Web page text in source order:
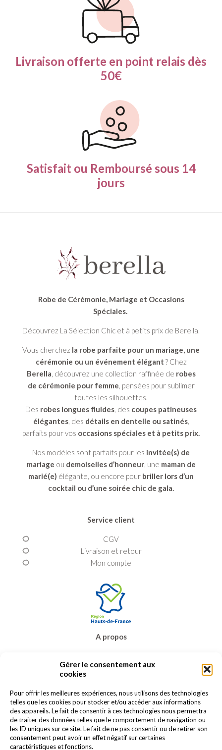
Gérer le consentement aux
cookies
Pour offrir les meilleures expériences, nous utilisons des technologies
telles que les cookies pour stocker et/ou accéder aux informations
des appareils. Le fait de consentir à ces technologies nous permettra
de traiter des données telles que le comportement de navigation ou
les ID uniques sur ce site. Le fait de ne pas consentir ou de retirer son
consentement peut avoir un effet négatif sur certaines
caractéristiques et fonctions.
Livraison offerte en point relais dès
50€
Satisfait ou Remboursé sous 14
jours
Robe de Cérémonie, Mariage et Occasions
Spéciales.
Découvrez La Sélection Chic et à petits prix de Berella.
Vous cherchez la robe parfaite pour un mariage, une
cérémonie ou un événement élégant ? Chez
Berella, découvrez une collection raffinée de robes
de cérémonie pour femme, pensées pour sublimer
toutes les silhouettes.
Des robes longues fluides, des coupes patineuses
élégantes, des détails en dentelle ou satinés,
parfaits pour vos occasions spéciales et à petits prix.
Nos modèles sont parfaits pour les invitée(s) de
mariage ou demoiselles d’honneur, une maman de
marié(e) élégante, ou encore pour briller lors d’un
cocktail ou d’une soirée chic de gala.
Service client
CGV
Livraison et retour
Mon compte
A propos
Bijoux & accessoires
Promos
Contact